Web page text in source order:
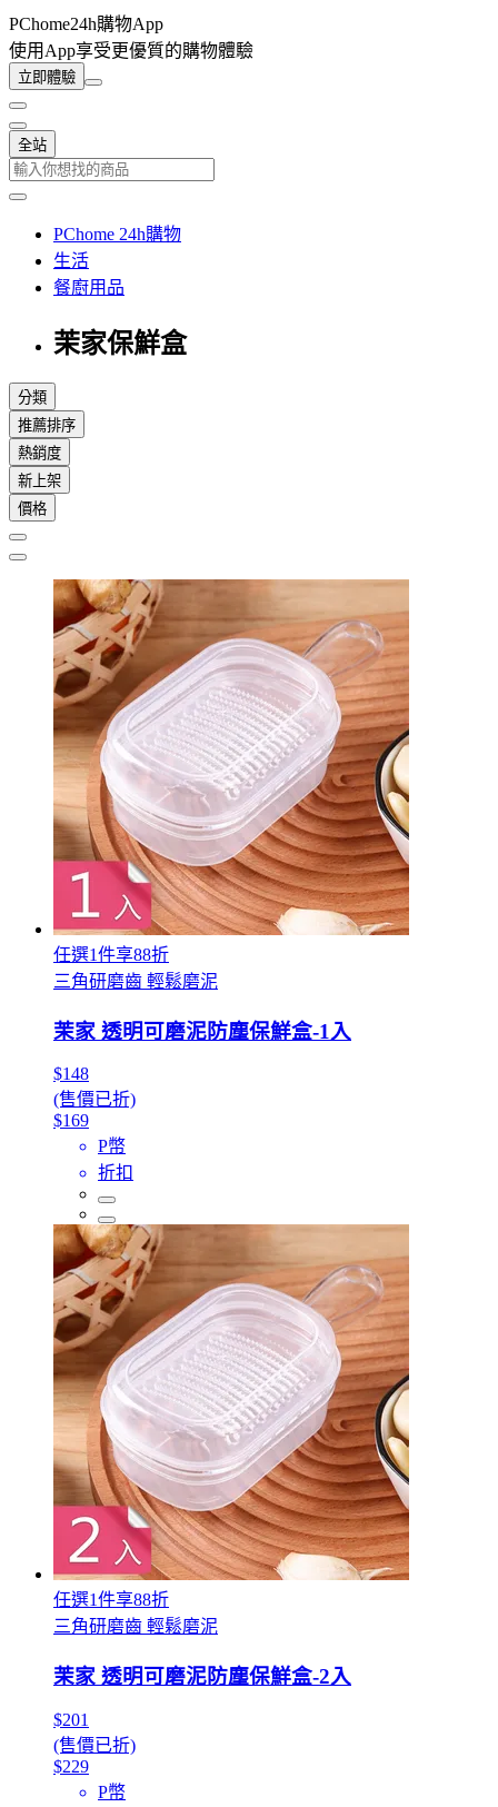
PChome24h購物App
使用App享受更優質的購物體驗
立即體驗
全站
PChome 24h購物
生活
餐廚用品
茉家保鮮盒
分類
推薦排序
熱銷度
新上架
價格
任選1件享88折
三角研磨齒 輕鬆磨泥
茉家 透明可磨泥防塵保鮮盒-1入
$148
(售價已折)
$169
P幣
折扣
任選1件享88折
三角研磨齒 輕鬆磨泥
茉家 透明可磨泥防塵保鮮盒-2入
$201
(售價已折)
$229
P幣